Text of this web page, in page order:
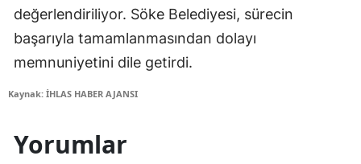
değerlendiriliyor. Söke Belediyesi, sürecin
başarıyla tamamlanmasından dolayı
memnuniyetini dile getirdi.
Kaynak: İHLAS HABER AJANSI
Yorumlar